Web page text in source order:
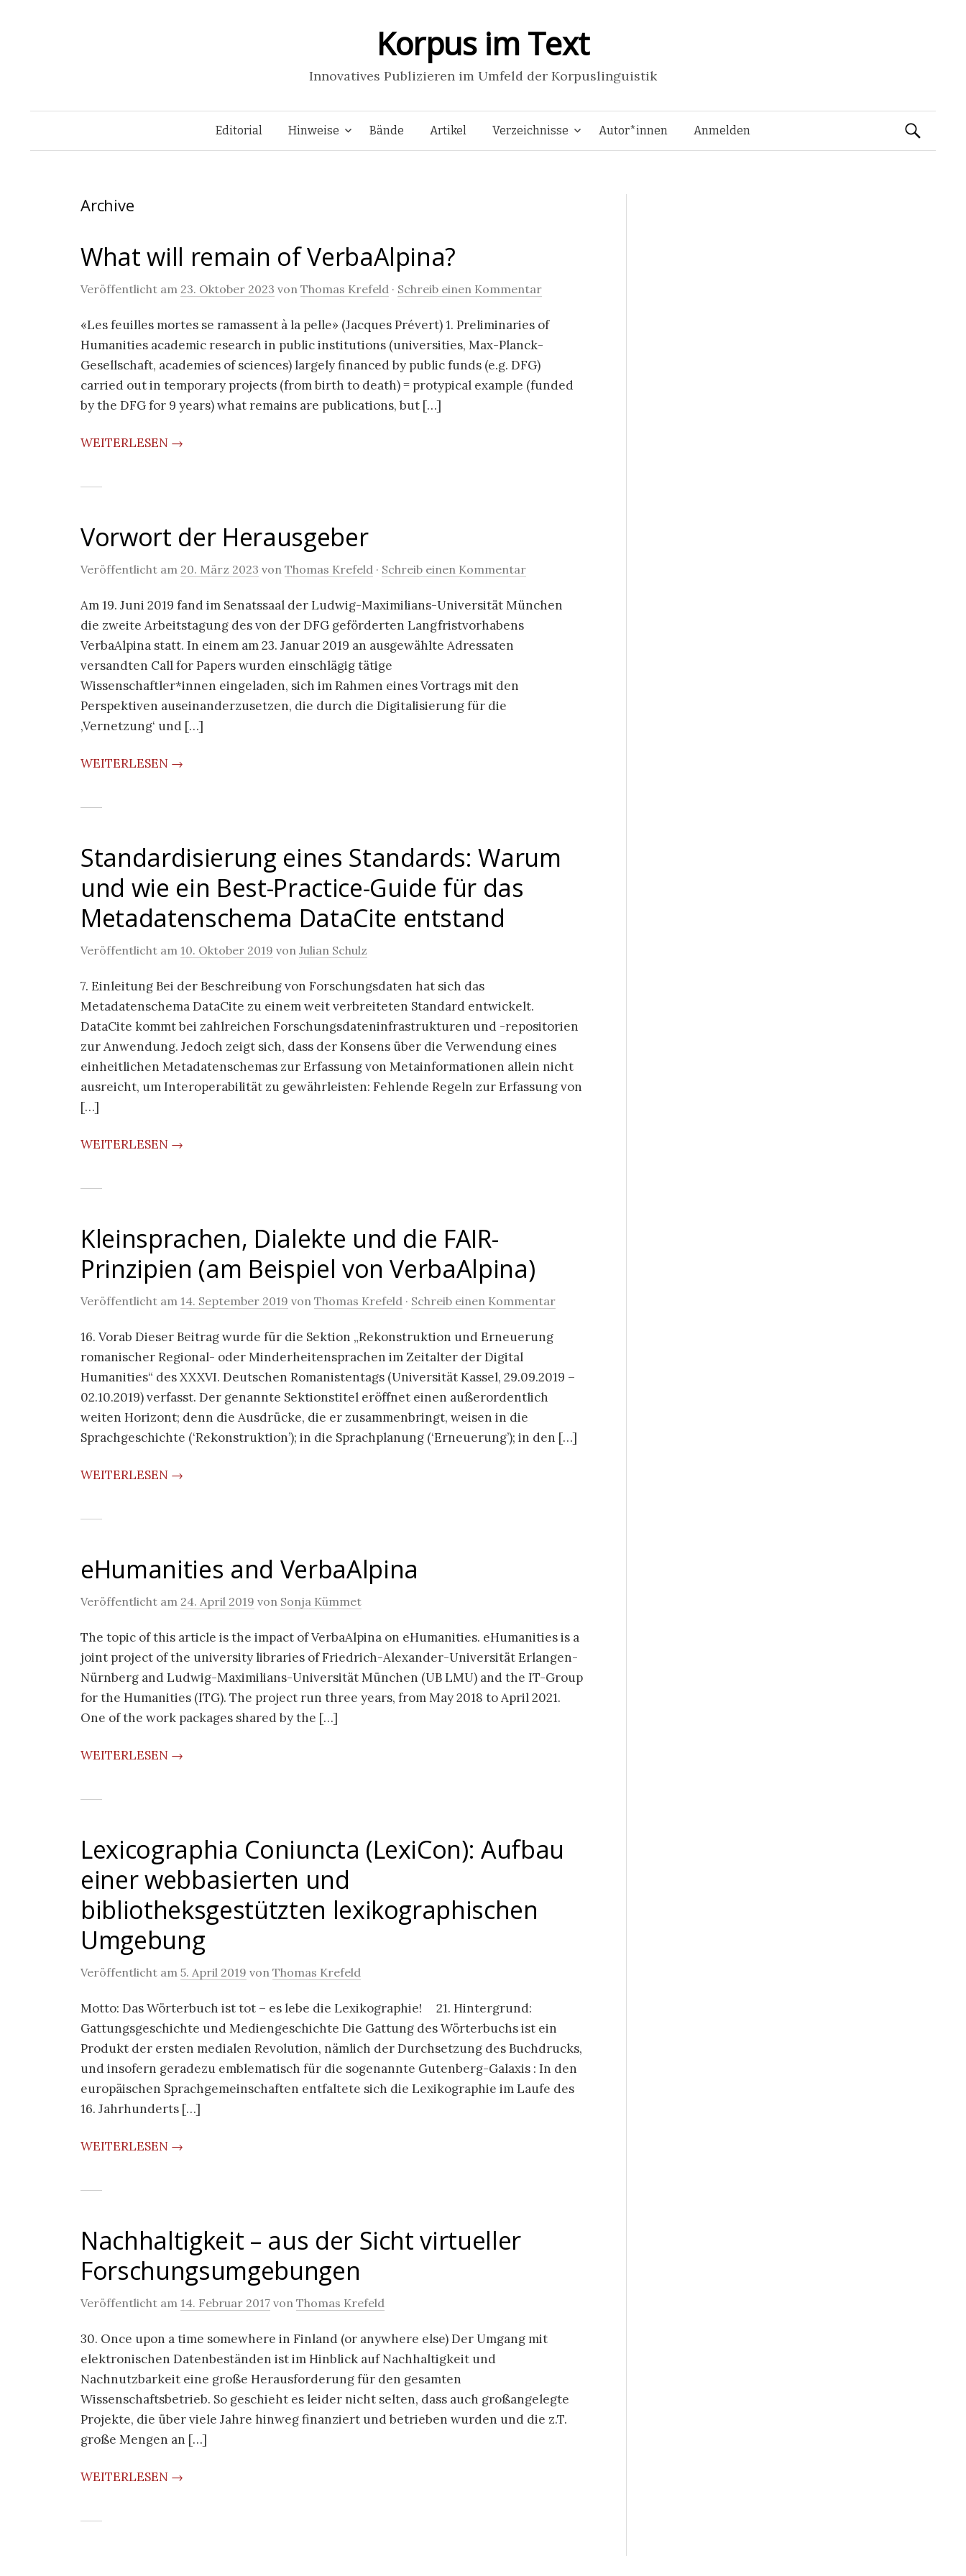
Korpus im Text
Innovatives Publizieren im Umfeld der Korpuslinguistik
Springe
Editorial Hinweise Bände Artikel Verzeichnisse Autor*innen Anmelden Suchen
Archive
What will remain of VerbaAlpina?
Veröffentlicht am 23. Oktober 2023 von Thomas Krefeld · Schreib einen Kommentar
«Les feuilles mortes se ramassent à la pelle» (Jacques Prévert) 1. Preliminaries of
Humanities academic research in public institutions (universities, Max-Planck-
Gesellschaft, academies of sciences) largely financed by public funds (e.g. DFG)
carried out in temporary projects (from birth to death) = protypical example (funded
by the DFG for 9 years) what remains are publications, but […]
WEITERLESEN →
Vorwort der Herausgeber
Veröffentlicht am 20. März 2023 von Thomas Krefeld · Schreib einen Kommentar
Am 19. Juni 2019 fand im Senatssaal der Ludwig-Maximilians-Universität München
die zweite Arbeitstagung des von der DFG geförderten Langfristvorhabens
VerbaAlpina statt. In einem am 23. Januar 2019 an ausgewählte Adressaten
versandten Call for Papers wurden einschlägig tätige
Wissenschaftler*innen eingeladen, sich im Rahmen eines Vortrags mit den
Perspektiven auseinanderzusetzen, die durch die Digitalisierung für die
‚Vernetzung‘ und […]
WEITERLESEN →
Standardisierung eines Standards: Warum
und wie ein Best-Practice-Guide für das
Metadatenschema DataCite entstand
Veröffentlicht am 10. Oktober 2019 von Julian Schulz
7. Einleitung Bei der Beschreibung von Forschungsdaten hat sich das
Metadatenschema DataCite zu einem weit verbreiteten Standard entwickelt.
DataCite kommt bei zahlreichen Forschungsdateninfrastrukturen und -repositorien
zur Anwendung. Jedoch zeigt sich, dass der Konsens über die Verwendung eines
einheitlichen Metadatenschemas zur Erfassung von Metainformationen allein nicht
ausreicht, um Interoperabilität zu gewährleisten: Fehlende Regeln zur Erfassung von
[…]
WEITERLESEN →
Kleinsprachen, Dialekte und die FAIR-
Prinzipien (am Beispiel von VerbaAlpina)
Veröffentlicht am 14. September 2019 von Thomas Krefeld · Schreib einen Kommentar
16. Vorab Dieser Beitrag wurde für die Sektion „Rekonstruktion und Erneuerung
romanischer Regional- oder Minderheitensprachen im Zeitalter der Digital
Humanities“ des XXXVI. Deutschen Romanistentags (Universität Kassel, 29.09.2019 –
02.10.2019) verfasst. Der genannte Sektionstitel eröffnet einen außerordentlich
weiten Horizont; denn die Ausdrücke, die er zusammenbringt, weisen in die
Sprachgeschichte (‘Rekonstruktion’); in die Sprachplanung (‘Erneuerung’); in den […]
WEITERLESEN →
eHumanities and VerbaAlpina
Veröffentlicht am 24. April 2019 von Sonja Kümmet
The topic of this article is the impact of VerbaAlpina on eHumanities. eHumanities is a
joint project of the university libraries of Friedrich-Alexander-Universität Erlangen-
Nürnberg and Ludwig-Maximilians-Universität München (UB LMU) and the IT-Group
for the Humanities (ITG). The project run three years, from May 2018 to April 2021.
One of the work packages shared by the […]
WEITERLESEN →
Lexicographia Coniuncta (LexiCon): Aufbau
einer webbasierten und
bibliotheksgestützten lexikographischen
Umgebung
Veröffentlicht am 5. April 2019 von Thomas Krefeld
Motto: Das Wörterbuch ist tot – es lebe die Lexikographie! 21. Hintergrund:
Gattungsgeschichte und Mediengeschichte Die Gattung des Wörterbuchs ist ein
Produkt der ersten medialen Revolution, nämlich der Durchsetzung des Buchdrucks,
und insofern geradezu emblematisch für die sogenannte Gutenberg-Galaxis : In den
europäischen Sprachgemeinschaften entfaltete sich die Lexikographie im Laufe des
16. Jahrhunderts […]
WEITERLESEN →
Nachhaltigkeit – aus der Sicht virtueller
Forschungsumgebungen
Veröffentlicht am 14. Februar 2017 von Thomas Krefeld
30. Once upon a time somewhere in Finland (or anywhere else) Der Umgang mit
elektronischen Datenbeständen ist im Hinblick auf Nachhaltigkeit und
Nachnutzbarkeit eine große Herausforderung für den gesamten
Wissenschaftsbetrieb. So geschieht es leider nicht selten, dass auch großangelegte
Projekte, die über viele Jahre hinweg finanziert und betrieben wurden und die z.T.
große Mengen an […]
WEITERLESEN →